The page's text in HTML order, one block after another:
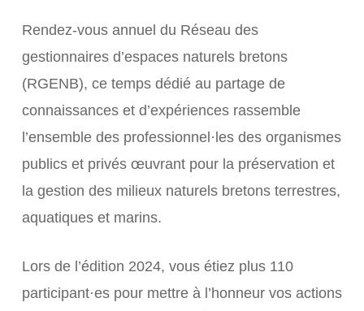
Rendez-vous annuel du Réseau des
gestionnaires d’espaces naturels bretons
(RGENB), ce temps dédié au partage de
connaissances et d’expériences rassemble
l’ensemble des professionnel·les des organismes
publics et privés œuvrant pour la préservation et
la gestion des milieux naturels bretons terrestres,
aquatiques et marins.
Lors de l’édition 2024, vous étiez plus 110
participant·es pour mettre à l’honneur vos actions